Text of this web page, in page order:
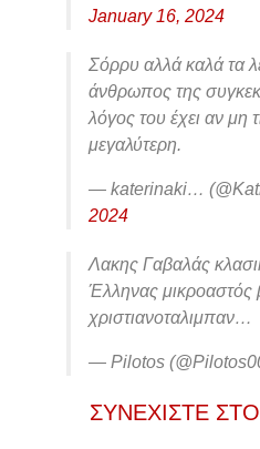
January 16, 2024
Σόρρυ αλλά καλά τα
άνθρωπος της
λόγος του έχει αν μη
μεγαλύτερη.
— katerinaki…
2024
Λακης Γαβαλάς
Έλληνας μικροαστός
χριστιανοταλιμπαν…
— Pilotos
ΣΥΝΕΧΙΣΤΕ ΣΤΟ